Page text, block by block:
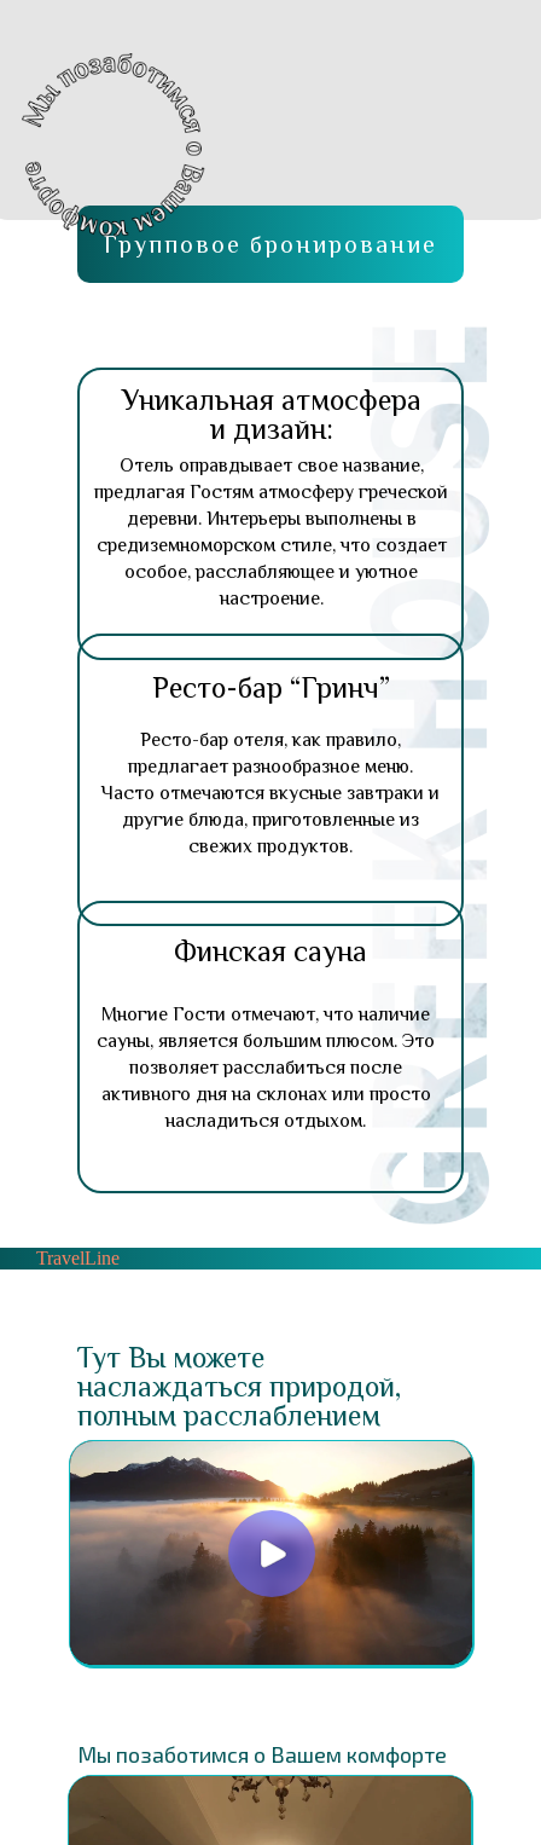
Групповое бронирование
Уникальная атмосфера
и дизайн:
Отель оправдывает свое название,
предлагая Гостям атмосферу греческой
деревни. Интерьеры выполнены в
средиземноморском стиле, что создает
особое, расслабляющее и уютное
настроение.
Ресто-бар “Гринч”
Ресто-бар отеля, как правило,
предлагает разнообразное меню.
Часто отмечаются вкусные завтраки и
другие блюда, приготовленные из
свежих продуктов.
Финская сауна
Многие Гости отмечают, что наличие
сауны, является большим плюсом. Это
позволяет расслабиться после
активного дня на склонах или просто
насладиться отдыхом.
TravelLine
Тут Вы можете
наслаждаться природой,
полным расслаблением
Мы позаботимся о Вашем комфорте